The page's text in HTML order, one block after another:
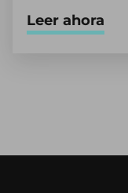
Leer ahora